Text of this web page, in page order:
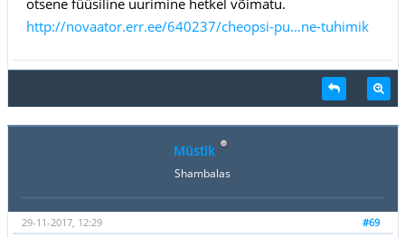
http://novaator.err.ee/640237/cheopsi-pu...ne-tuhimik
Müstik
Shambalas
#69
29-11-2017, 12:29